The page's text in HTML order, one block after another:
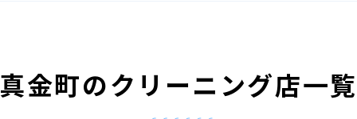
真金町のクリーニング店一覧